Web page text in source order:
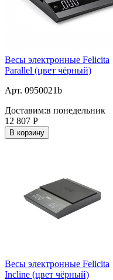
Весы электронные Felicita
Parallel (цвет чёрный)
Арт. 0950021b
Доставим:в понедельник
12 807 Р
В корзину
Весы электронные Felicita
Incline (цвет чёрный)